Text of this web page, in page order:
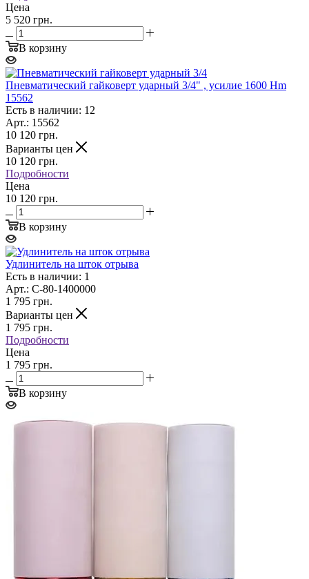
Цена
5 520 грн.
В корзину
Пневматический гайковерт ударный 3/4" , усилие 1600 Hm
15562
Есть в наличии: 12
Арт.: 15562
10 120 грн.
Варианты цен
10 120 грн.
Подробности
Цена
10 120 грн.
В корзину
Удлинитель на шток отрыва
Есть в наличии: 1
Арт.: C-80-1400000
1 795 грн.
Варианты цен
1 795 грн.
Подробности
Цена
1 795 грн.
В корзину